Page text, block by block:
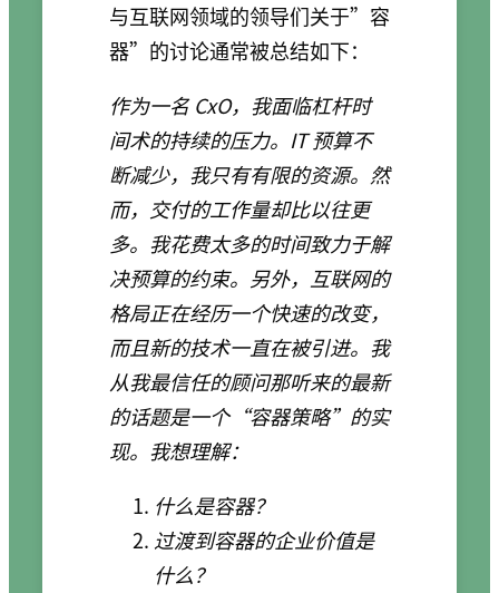
与互联网领域的领导们关于”容
器”的讨论通常被总结如下：
作为一名 CxO，我面临杠杆时
间术的持续的压力。IT 预算不
断减少，我只有有限的资源。然
而，交付的工作量却比以往更
多。我花费太多的时间致力于解
决预算的约束。另外，互联网的
格局正在经历一个快速的改变，
而且新的技术一直在被引进。我
从我最信任的顾问那听来的最新
的话题是一个“容器策略”的实
现。我想理解：
什么是容器？
过渡到容器的企业价值是
什么？